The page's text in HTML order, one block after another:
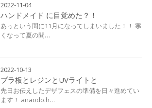
2022-11-04
ハンドメイド に目覚めた？！
あっという間に11月になってしまいました！！ 寒
くなって夏の間…
2022-10-13
プラ板とレジンとUVライトと
先日お伝えしたデザフェスの準備を日々進めてい
ます！ anaodo.h…